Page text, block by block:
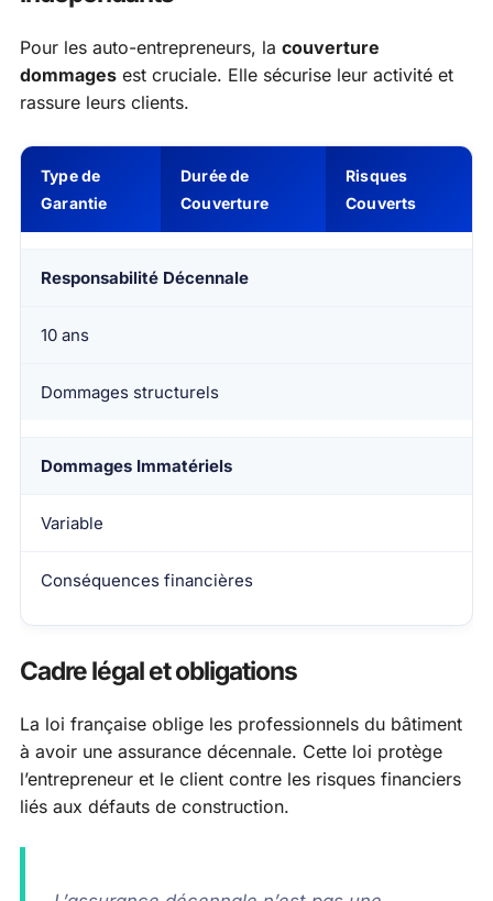
Pour les auto-entrepreneurs, la couverture
dommages est cruciale. Elle sécurise leur activité et
rassure leurs clients.
Type de
Garantie
Durée de
Couverture
Risques
Couverts
Responsabilité Décennale
10 ans
Dommages structurels
Dommages Immatériels
Variable
Conséquences financières
Cadre légal et obligations
La loi française oblige les professionnels du bâtiment
à avoir une assurance décennale. Cette loi protège
l’entrepreneur et le client contre les risques financiers
liés aux défauts de construction.